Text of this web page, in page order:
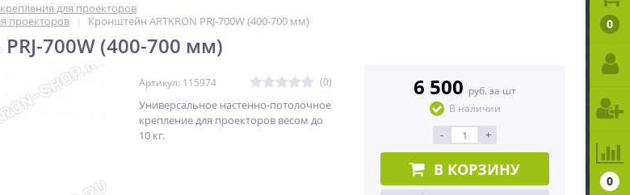
для проекторов
проекторов
Кронштейн ARTKRON PRJ-700W (400-700 мм)
700W (400-700 мм)
Артикул: 115974 (0)
Универсальное настенно-потолочное
крепление для проекторов весом до
10 кг.
6 500 руб. за шт
В наличии
- +
В КОРЗИНУ
0
0